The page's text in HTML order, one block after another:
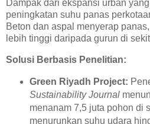
Dampak dari ekspansi urban
peningkatan suhu panas
Beton dan aspal menyerap
lebih tinggi daripada gurun di
Solusi Berbasis Penelitian:
Green Riyadh Project:
Sustainability Journal
menanam 7,5 juta pohon di
menurunkan suhu udara